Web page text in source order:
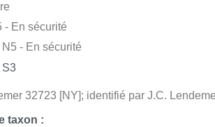
- En sécurité
N5 - En sécurité
S3
32723 [NY]; identifié par J.C.
taxon :